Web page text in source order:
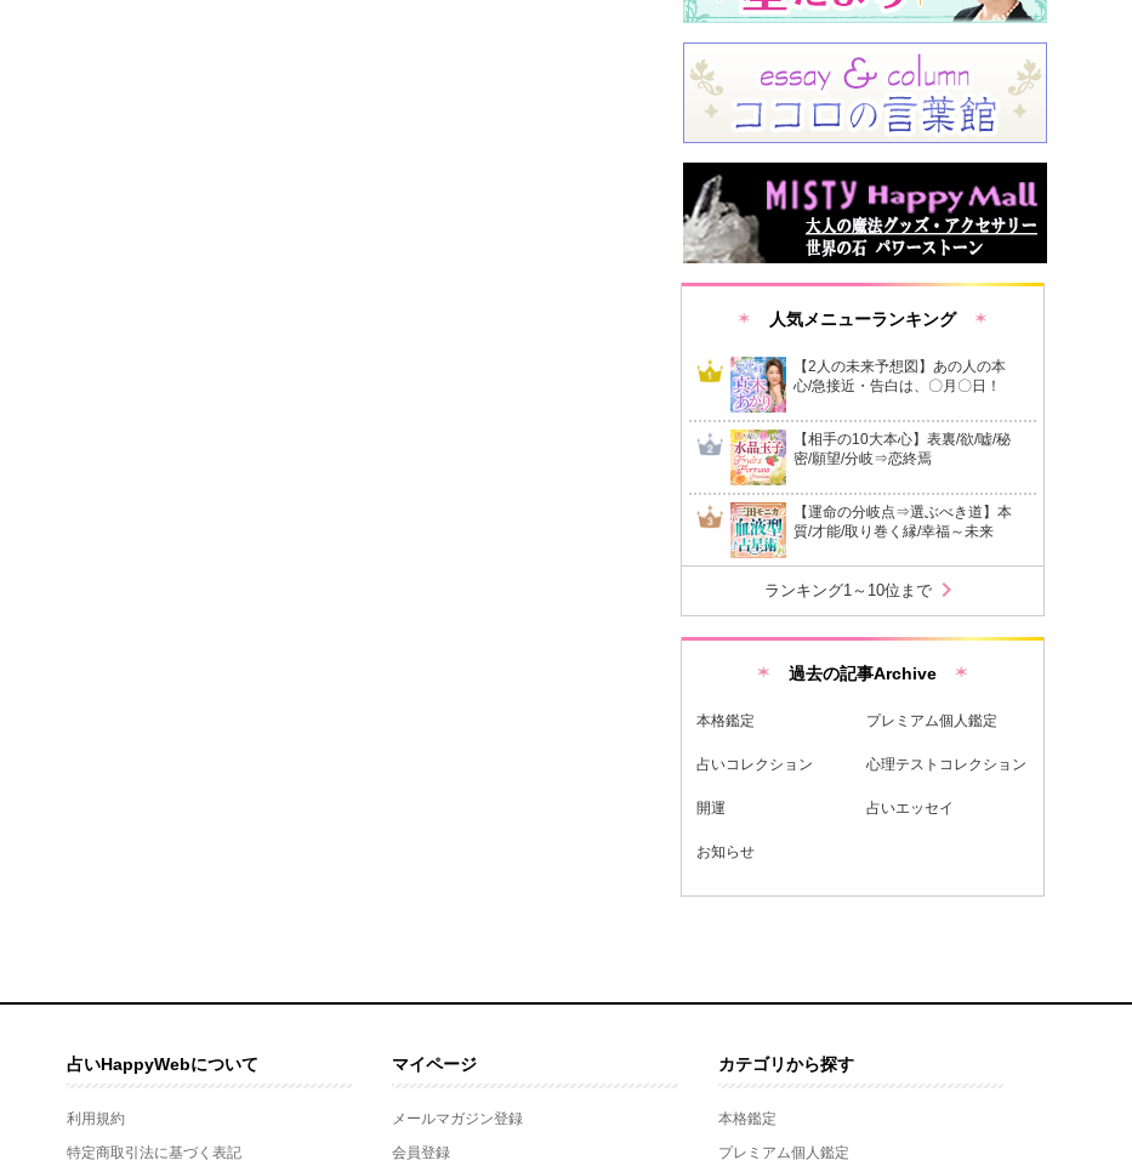
人気メニューランキング
【2人の未来予想図】あの人の本
心/急接近・告白は、〇月〇日！
【相手の10大本心】表裏/欲/嘘/秘
密/願望/分岐⇒恋終焉
【運命の分岐点⇒選ぶべき道】本
質/才能/取り巻く縁/幸福～未来
ランキング1～10位まで chevron_right
過去の記事Archive
本格鑑定 プレミアム個人鑑定
占いコレクション 心理テストコレクション
開運 占いエッセイ
お知らせ
占いHappyWebについて
利用規約
特定商取引法に基づく表記
マイページ
メールマガジン登録
会員登録
カテゴリから探す
本格鑑定
プレミアム個人鑑定